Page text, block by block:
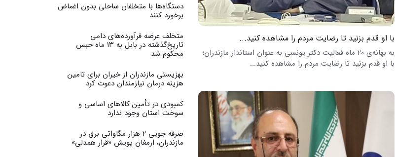
با او قدم بزنید تا رضایت مردم را مشاهده کنید...
به بهانه‌ی 20 ماه فعالیت دکتر یونسی به عنوان استاندار مازندران؛
با او قدم بزنید تا رضایت مردم را مشاهده کنید...
دستگاه‌ها با متخلفان ساحلی بدون اغماض
برخورد کنند
متخلف عرضه فرآورده‌های دامی
تاریخ‌گذشته در بابل به ۱۳ ماه حبس
محکوم شد
بهزیستی مازندران از خیران برای تامین
هزینه درمان نیازمندان دعوت کرد
کمبودی در تأمین کالاهای اساسی و
سوخت استان وجود ندارد
صرفه جویی ۲ هزار مگاواتی برق در
مازندران، ارمغان پویش «قرار همدلی»